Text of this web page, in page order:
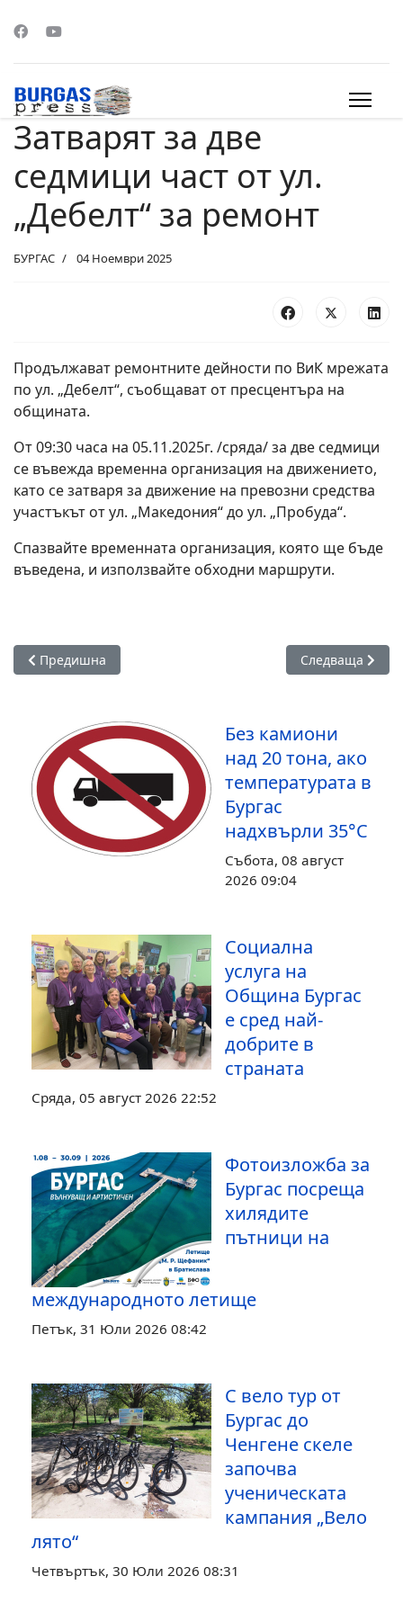
Затварят за две
седмици част от ул.
„Дебелт“ за ремонт
БУРГАС 04 Ноември 2025
Продължават ремонтните дейности по ВиК мрежата
по ул. „Дебелт“, съобщават от пресцентъра на
общината.
От 09:30 часа на 05.11.2025г. /сряда/ за две седмици
се въвежда временна организация на движението,
като се затваря за движение на превозни средства
участъкът от ул. „Македония“ до ул. „Пробуда“.
Спазвайте временната организация, която ще бъде
въведена, и използвайте обходни маршрути.
Предишна статия: 2000 души бягаха на Маратон Бургас,
Предишна Следваща
Следваща
Без камиони
над 20 тона, ако
температурата в
Бургас
надхвърли 35°С
Събота, 08 август
2026 09:04
Социална
услуга на
Община Бургас
е сред най-
добрите в
страната
Сряда, 05 август 2026 22:52
Фотоизложба за
Бургас посреща
хилядите
пътници на
международното летище
Петък, 31 Юли 2026 08:42
С вело тур от
Бургас до
Ченгене скеле
започва
ученическата
кампания „Вело
лято“
Четвъртък, 30 Юли 2026 08:31